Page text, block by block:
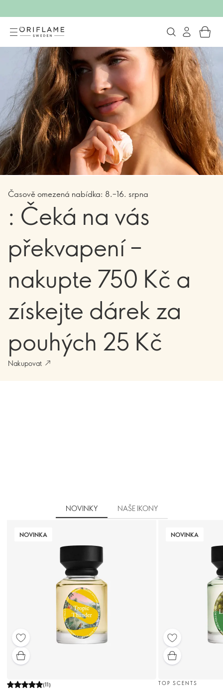
Oriflame Cosmetics
Časově omezená nabídka: 8.–16. srpna
: Čeká na vás
překvapení –
nakupte 750 Kč a
získejte dárek za
pouhých 25 Kč
Nakupovat
NOVINKY NAŠE IKONY
NOVINKA
(11)
NOVINKA
TOP SCENTS